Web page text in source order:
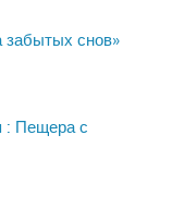
снов»
: Пещера с